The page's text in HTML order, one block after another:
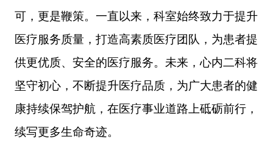
可，更是鞭策。一直以来，科室始终致力于提升
医疗服务质量，打造高素质医疗团队，为患者提
供更优质、安全的医疗服务。未来，心内二科将
坚守初心，不断提升医疗品质，为广大患者的健
康持续保驾护航，在医疗事业道路上砥砺前行，
续写更多生命奇迹。